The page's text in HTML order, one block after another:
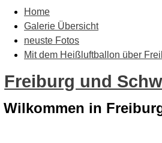
Home
Galerie Übersicht
neuste Fotos
Mit dem Heißluftballon über
Freiburg und
Wilkommen in